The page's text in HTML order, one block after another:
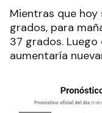
Mientras que hoy
grados, para
37 grados. Luego
aumentaría